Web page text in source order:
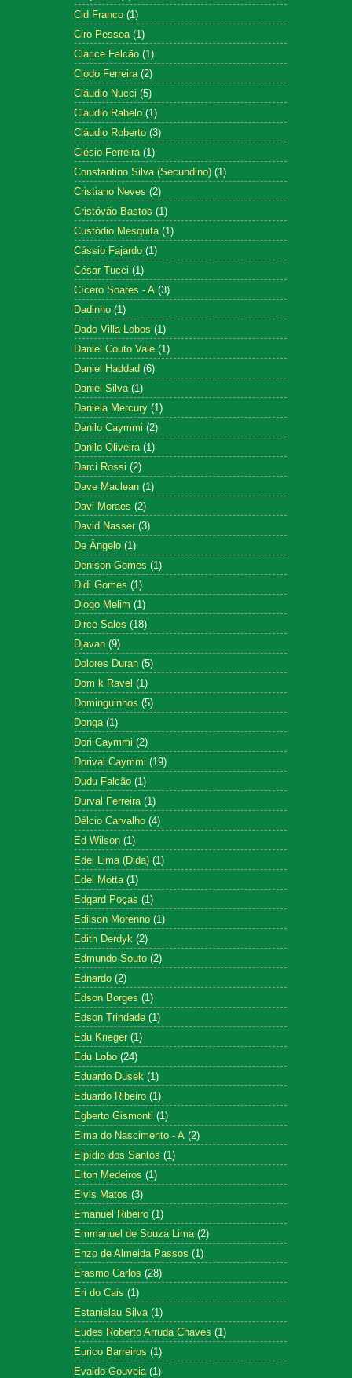
Cid Franco (1)
Ciro Pessoa (1)
Clarice Falcão (1)
Clodo Ferreira (2)
Cláudio Nucci (5)
Cláudio Rabelo (1)
Cláudio Roberto (3)
Clésio Ferreira (1)
Constantino Silva (Secundino) (1)
Cristiano Neves (2)
Cristóvão Bastos (1)
Custódio Mesquita (1)
Cássio Fajardo (1)
César Tucci (1)
Cícero Soares - A (3)
Dadinho (1)
Dado Villa-Lobos (1)
Daniel Couto Vale (1)
Daniel Haddad (6)
Daniel Silva (1)
Daniela Mercury (1)
Danilo Caymmi (2)
Danilo Oliveira (1)
Darci Rossi (2)
Dave Maclean (1)
Davi Moraes (2)
David Nasser (3)
De Ângelo (1)
Denison Gomes (1)
Didi Gomes (1)
Diogo Melim (1)
Dirce Sales (18)
Djavan (9)
Dolores Duran (5)
Dom k Ravel (1)
Dominguinhos (5)
Donga (1)
Dori Caymmi (2)
Dorival Caymmi (19)
Dudu Falcão (1)
Durval Ferreira (1)
Délcio Carvalho (4)
Ed Wilson (1)
Edel Lima (Dida) (1)
Edel Motta (1)
Edgard Poças (1)
Edilson Morenno (1)
Edith Derdyk (2)
Edmundo Souto (2)
Ednardo (2)
Edson Borges (1)
Edson Trindade (1)
Edu Krieger (1)
Edu Lobo (24)
Eduardo Dusek (1)
Eduardo Ribeiro (1)
Egberto Gismonti (1)
Elma do Nascimento - A (2)
Elpídio dos Santos (1)
Elton Medeiros (1)
Elvis Matos (3)
Emanuel Ribeiro (1)
Emmanuel de Souza Lima (2)
Enzo de Almeida Passos (1)
Erasmo Carlos (28)
Eri do Cais (1)
Estanislau Silva (1)
Eudes Roberto Arruda Chaves (1)
Eurico Barreiros (1)
Evaldo Gouveia (1)